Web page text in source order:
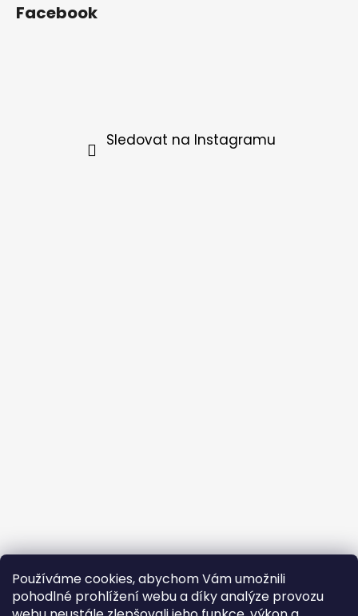
Používáme cookies, abychom Vám umožnili
pohodlné prohlížení webu a díky analýze provozu
Facebook
Sledovat na Instagramu